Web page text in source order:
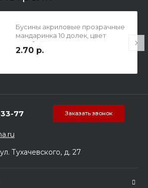
Бусины акриловые прозрачные
мандаринка 10 долек, цвет
голубой с синим
микроблеском, 10мм, отв. 1,5мм.
2.70 р.
77 Заказать звонок
Тухачевского, д. 27